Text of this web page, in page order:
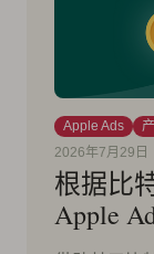
Apple Ads
2026年7月29日
根据比
Apple